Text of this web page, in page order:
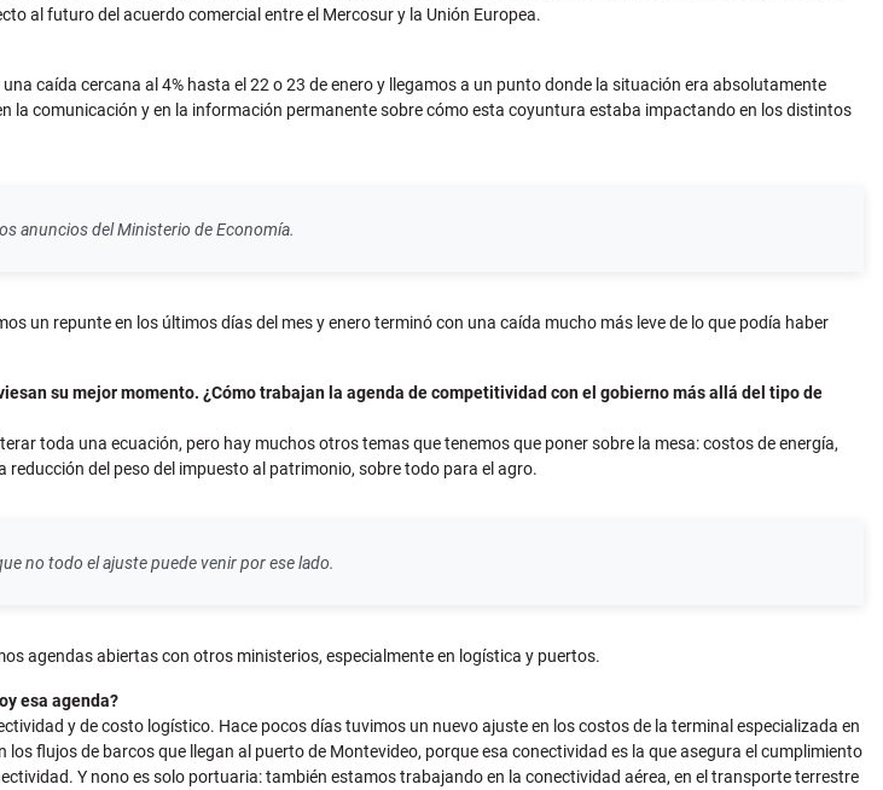
al futuro del acuerdo comercial entre el Mercosur y la Unión Europea.
caída cercana al 4% hasta el 22 o 23 de enero y llegamos a un punto donde la situación era absolutamente
comunicación y en la información permanente sobre cómo esta coyuntura estaba impactando en los distintos
anuncios del Ministerio de Economía.
un repunte en los últimos días del mes y enero terminó con una caída mucho más leve de lo que podía haber
su mejor momento. ¿Cómo trabajan la agenda de competitividad con el gobierno más allá del tipo de
toda una ecuación, pero hay muchos otros temas que tenemos que poner sobre la mesa: costos de energía,
del peso del impuesto al patrimonio, sobre todo para el agro.
no todo el ajuste puede venir por ese lado.
agendas abiertas con otros ministerios, especialmente en logística y puertos.
esa agenda?
y de costo logístico. Hace pocos días tuvimos un nuevo ajuste en los costos de la terminal especializada en
flujos de barcos que llegan al puerto de Montevideo, porque esa conectividad es la que asegura el cumplimiento
Y nono es solo portuaria: también estamos trabajando en la conectividad aérea, en el transporte terrestre